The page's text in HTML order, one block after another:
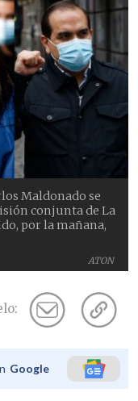
ATON
Maldonado se
conjunta de La
por la mañana,
Google